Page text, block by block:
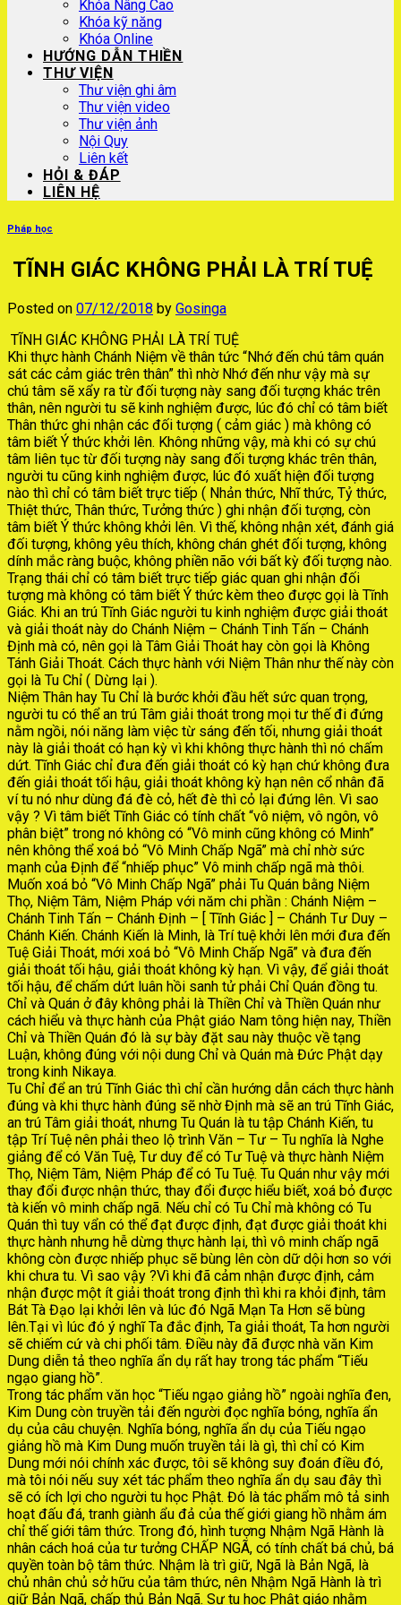
Khóa Nâng Cao
Khóa kỹ năng
Khóa Online
HƯỚNG DẪN THIỀN
THƯ VIỆN
Thư viện ghi âm
Thư viện video
Thư viện ảnh
Nội Quy
Liên kết
HỎI & ĐÁP
LIÊN HỆ
Pháp học
TĨNH GIÁC KHÔNG PHẢI LÀ TRÍ TUỆ
Posted on 07/12/2018 by Gosinga
TĨNH GIÁC KHÔNG PHẢI LÀ TRÍ TUỆ
Khi thực hành Chánh Niệm về thân tức “Nhớ đến chú tâm quán
sát các cảm giác trên thân” thì nhờ Nhớ đến như vậy mà sự
chú tâm sẽ xẩy ra từ đối tượng này sang đối tượng khác trên
thân, nên người tu sẽ kinh nghiệm được, lúc đó chỉ có tâm biết
Thân thức ghi nhận các đối tượng ( cảm giác ) mà không có
tâm biết Ý thức khởi lên. Không những vậy, mà khi có sự chú
tâm liên tục từ đối tượng này sang đối tượng khác trên thân,
người tu cũng kinh nghiệm được, lúc đó xuất hiện đối tượng
nào thì chỉ có tâm biết trực tiếp ( Nhản thức, Nhĩ thức, Tỷ thức,
Thiệt thức, Thân thức, Tưởng thức ) ghi nhận đối tượng, còn
tâm biết Ý thức không khởi lên. Vì thế, không nhận xét, đánh giá
đối tượng, không yêu thích, không chán ghét đối tượng, không
dính mắc ràng buộc, không phiền não với bất kỳ đối tượng nào.
Trạng thái chỉ có tâm biết trực tiếp giác quan ghi nhận đối
tượng mà không có tâm biết Ý thức kèm theo được gọi là Tĩnh
Giác. Khi an trú Tĩnh Giác người tu kinh nghiệm được giải thoát
và giải thoát này do Chánh Niệm – Chánh Tinh Tấn – Chánh
Định mà có, nên gọi là Tâm Giải Thoát hay còn gọi là Không
Tánh Giải Thoát. Cách thực hành với Niệm Thân như thế này còn
gọi là Tu Chỉ ( Dừng lại ).
Niệm Thân hay Tu Chỉ là bước khởi đầu hết sức quan trọng,
người tu có thể an trú Tâm giải thoát trong mọi tư thế đi đứng
nằm ngồi, nói năng làm việc từ sáng đến tối, nhưng giải thoát
này là giải thoát có hạn kỳ vì khi không thực hành thì nó chấm
dứt. Tĩnh Giác chỉ đưa đến giải thoát có kỳ hạn chứ không đưa
đến giải thoát tối hậu, giải thoát không kỳ hạn nên cổ nhân đã
ví tu nó như dùng đá đè cỏ, hết đè thì cỏ lại đứng lên. Vì sao
vậy ? Vì tâm biết Tĩnh Giác có tính chất “vô niệm, vô ngôn, vô
phân biệt” trong nó không có “Vô minh cũng không có Minh”
nên không thể xoá bỏ “Vô Minh Chấp Ngã” mà chỉ nhờ sức
mạnh của Định để “nhiếp phục” Vô minh chấp ngã mà thôi.
Muốn xoá bỏ “Vô Minh Chấp Ngã” phải Tu Quán bằng Niệm
Thọ, Niệm Tâm, Niệm Pháp với năm chi phần : Chánh Niệm –
Chánh Tinh Tấn – Chánh Định – [ Tĩnh Giác ] – Chánh Tư Duy –
Chánh Kiến. Chánh Kiến là Minh, là Trí tuệ khởi lên mới đưa đến
Tuệ Giải Thoát, mới xoá bỏ “Vô Minh Chấp Ngã” và đưa đến
giải thoát tối hậu, giải thoát không kỳ hạn. Vì vậy, để giải thoát
tối hậu, để chấm dứt luân hồi sanh tử phải Chỉ Quán đồng tu.
Chỉ và Quán ở đây không phải là Thiền Chỉ và Thiền Quán như
cách hiểu và thực hành của Phật giáo Nam tông hiện nay, Thiền
Chỉ và Thiền Quán đó là sự bày đặt sau này thuộc về tạng
Luận, không đúng với nội dung Chỉ và Quán mà Đức Phật dạy
trong kinh Nikaya.
Tu Chỉ để an trú Tĩnh Giác thì chỉ cần hướng dẫn cách thực hành
đúng và khi thực hành đúng sẽ nhờ Định mà sẽ an trú Tĩnh Giác,
an trú Tâm giải thoát, nhưng Tu Quán là tu tập Chánh Kiến, tu
tập Trí Tuệ nên phải theo lộ trình Văn – Tư – Tu nghĩa là Nghe
giảng để có Văn Tuệ, Tư duy để có Tư Tuệ và thực hành Niệm
Thọ, Niệm Tâm, Niệm Pháp để có Tu Tuệ. Tu Quán như vậy mới
thay đổi được nhận thức, thay đổi được hiểu biết, xoá bỏ được
tà kiến vô minh chấp ngã. Nếu chỉ có Tu Chỉ mà không có Tu
Quán thì tuy vẩn có thể đạt được định, đạt được giải thoát khi
thực hành nhưng hễ dừng thực hành lại, thì vô minh chấp ngã
không còn được nhiếp phục sẽ bùng lên còn dữ dội hơn so với
khi chưa tu. Vì sao vậy ?Vì khi đã cảm nhận được định, cảm
nhận được một ít giải thoát trong định thì khi ra khỏi định, tâm
Bát Tà Đạo lại khởi lên và lúc đó Ngã Mạn Ta Hơn sẽ bùng
lên.Tại vì lúc đó ý nghĩ Ta đắc định, Ta giải thoát, Ta hơn người
sẽ chiếm cứ và chi phối tâm. Điều này đã được nhà văn Kim
Dung diễn tả theo nghĩa ẩn dụ rất hay trong tác phẩm “Tiếu
ngạo giang hồ”.
Trong tác phẩm văn học “Tiếu ngạo giảng hồ” ngoài nghĩa đen,
Kim Dung còn truyền tải đến người đọc nghĩa bóng, nghĩa ẩn
dụ của câu chuyện. Nghĩa bóng, nghĩa ẩn dụ của Tiếu ngạo
giảng hồ mà Kim Dung muốn truyền tải là gì, thì chỉ có Kim
Dung mới nói chính xác được, tôi sẽ không suy đoán điều đó,
mà tôi nói nếu suy xét tác phẩm theo nghĩa ẩn dụ sau đây thì
sẽ có ích lợi cho người tu học Phật. Đó là tác phẩm mô tả sinh
hoạt đấu đá, tranh giành ẩu đả của thế giới giang hồ nhằm ám
chỉ thế giới tâm thức. Trong đó, hình tượng Nhậm Ngã Hành là
nhân cách hoá của tư tưởng CHẤP NGÃ, có tính chất bá chủ, bá
quyền toàn bộ tâm thức. Nhậm là trì giữ, Ngã là Bản Ngã, là
chủ nhân chủ sở hữu của tâm thức, nên Nhậm Ngã Hành là trì
giữ Bản Ngã, chấp thủ Bản Ngã. Sự tu học Phật giáo nhằm